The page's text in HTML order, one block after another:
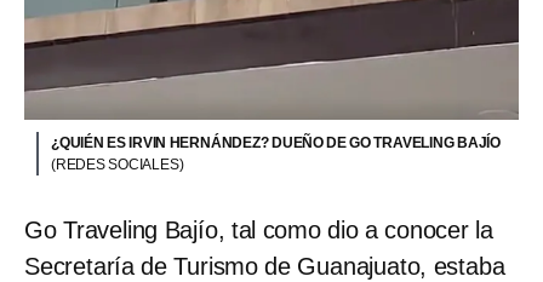
¿QUIÉN ES IRVIN HERNÁNDEZ? DUEÑO DE GO TRAVELING BAJÍO
(REDES SOCIALES)
Go Traveling Bajío, tal como dio a conocer la
Secretaría de Turismo de Guanajuato, estaba